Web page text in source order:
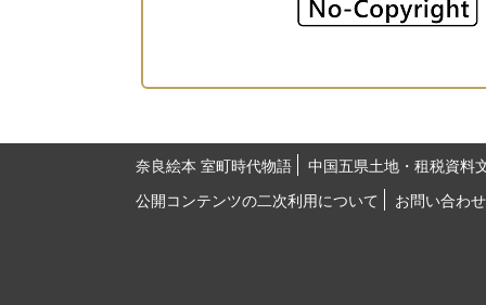
奈良絵本 室町時代物語
中国五県土地・租税資料
公開コンテンツの二次利用について
お問い合わせ